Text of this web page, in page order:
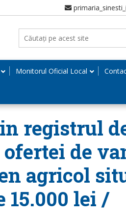
Monitorul Oficial Local
registrul
de
agricol
lei /